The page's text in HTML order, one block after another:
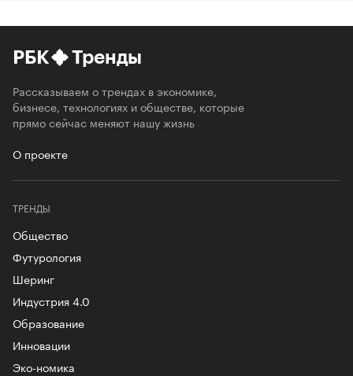
РБК Тренды
Рассказываем о трендах в экономике,
бизнесе, технологиях и обществе, которые
прямо сейчас меняют нашу жизнь
О проекте
ТРЕНДЫ
Общество
Футурология
Шеринг
Индустрия 4.0
Образование
Инновации
Эко-номика